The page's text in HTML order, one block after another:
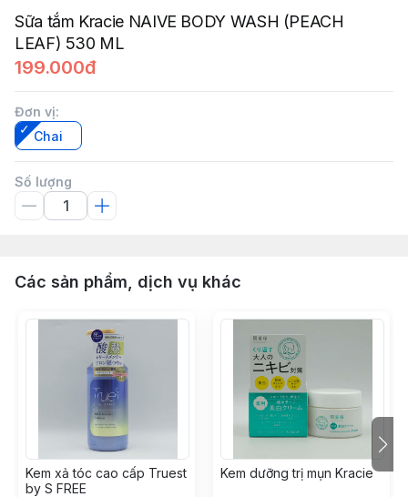
Sữa tắm Kracie NAIVE BODY WASH (PEACH
LEAF) 530 ML
199.000đ
Đơn vị:
Chai
Số lượng
Các sản phẩm, dịch vụ khác
Kem xả tóc cao cấp Truest
by S FREE
Kem dưỡng trị mụn Kracie